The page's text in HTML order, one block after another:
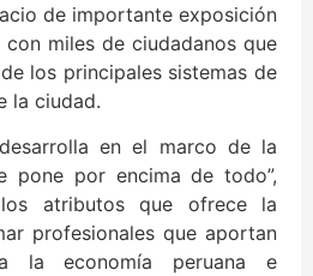
de importante exposición
miles de ciudadanos que
los principales sistemas de
la ciudad.
en el marco de la
pone por encima de todo”,
atributos que ofrece la
profesionales que aportan
a la economía peruana e